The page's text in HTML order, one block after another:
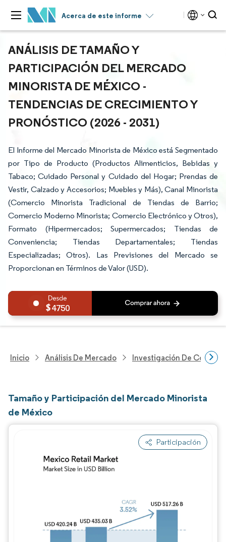
Acerca de este informe
ANÁLISIS DE TAMAÑO Y
PARTICIPACIÓN DEL MERCADO
MINORISTA DE MÉXICO -
TENDENCIAS DE CRECIMIENTO Y
PRONÓSTICO (2026 - 2031)
El Informe del Mercado Minorista de México está Segmentado
por Tipo de Producto (Productos Alimenticios, Bebidas y
Tabaco; Cuidado Personal y Cuidado del Hogar; Prendas de
Vestir, Calzado y Accesorios; Muebles y Más), Canal Minorista
(Comercio Minorista Tradicional de Tiendas de Barrio;
Comercio Moderno Minorista; Comercio Electrónico y Otros),
Formato (Hipermercados; Supermercados; Tiendas de
Conveniencia; Tiendas Departamentales; Tiendas
Especializadas; Otros). Las Previsiones del Mercado se
Proporcionan en Términos de Valor (USD).
4750
Inicio Análisis De Mercado Investigación De
Tamaño y Participación del Mercado Minorista
de México
Participación